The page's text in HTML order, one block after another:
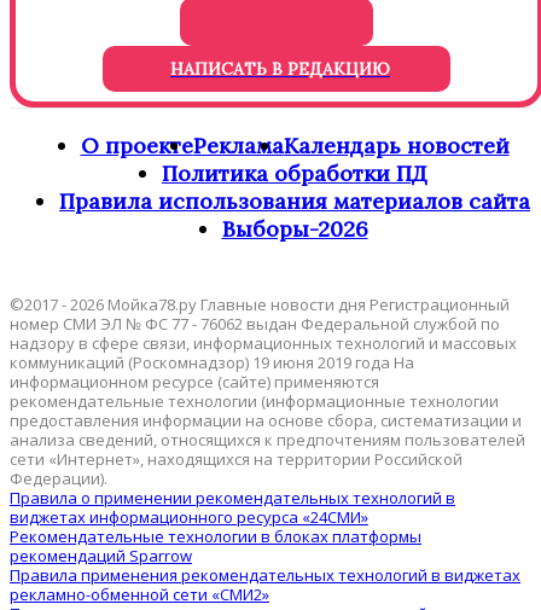
НАПИСАТЬ В РЕДАКЦИЮ
О проектеРекламаКалендарь новостей
Политика обработки ПД
Правила использования материалов сайта
Выборы-2026
©2017 - 2026 Мойка78.ру Главные новости дня Регистрационный
номер СМИ ЭЛ № ФС 77 - 76062 выдан Федеральной службой по
надзору в сфере связи, информационных технологий и массовых
коммуникаций (Роскомнадзор) 19 июня 2019 года На
информационном ресурсе (сайте) применяются
рекомендательные технологии (информационные технологии
предоставления информации на основе сбора, систематизации и
анализа сведений, относящихся к предпочтениям пользователей
сети «Интернет», находящихся на территории Российской
Федерации).
Правила о применении рекомендательных технологий в
виджетах информационного ресурса «24СМИ»
Рекомендательные технологии в блоках платформы
рекомендаций Sparrow
Правила применения рекомендательных технологий в виджетах
рекламно-обменной сети «СМИ2»